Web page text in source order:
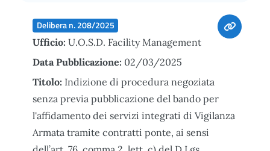
Delibera n. 208/2025
Ufficio: U.O.S.D. Facility Management
Data Pubblicazione: 02/03/2025
Titolo: Indizione di procedura negoziata
senza previa pubblicazione del bando per
l'affidamento dei servizi integrati di Vigilanza
Armata tramite contratti ponte, ai sensi